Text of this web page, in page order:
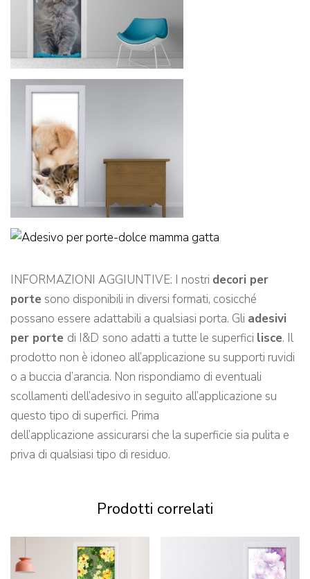
INFORMAZIONI AGGIUNTIVE: I nostri decori per
porte sono disponibili in diversi formati, cosicché
possano essere adattabili a qualsiasi porta. Gli adesivi
per porte di I&D sono adatti a tutte le superfici lisce. Il
prodotto non è idoneo all’applicazione su supporti ruvidi
o a buccia d’arancia. Non rispondiamo di eventuali
scollamenti dell’adesivo in seguito all’applicazione su
questo tipo di superfici. Prima
dell’applicazione assicurarsi che la superficie sia pulita e
priva di qualsiasi tipo di residuo.
Prodotti correlati